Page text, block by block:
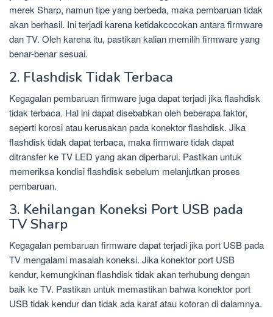
merek Sharp, namun tipe yang berbeda, maka pembaruan tidak
akan berhasil. Ini terjadi karena ketidakcocokan antara firmware
dan TV. Oleh karena itu, pastikan kalian memilih firmware yang
benar-benar sesuai.
2. Flashdisk Tidak Terbaca
Kegagalan pembaruan firmware juga dapat terjadi jika flashdisk
tidak terbaca. Hal ini dapat disebabkan oleh beberapa faktor,
seperti korosi atau kerusakan pada konektor flashdisk. Jika
flashdisk tidak dapat terbaca, maka firmware tidak dapat
ditransfer ke TV LED yang akan diperbarui. Pastikan untuk
memeriksa kondisi flashdisk sebelum melanjutkan proses
pembaruan.
3. Kehilangan Koneksi Port USB pada
TV Sharp
Kegagalan pembaruan firmware dapat terjadi jika port USB pada
TV mengalami masalah koneksi. Jika konektor port USB
kendur, kemungkinan flashdisk tidak akan terhubung dengan
baik ke TV. Pastikan untuk memastikan bahwa konektor port
USB tidak kendur dan tidak ada karat atau kotoran di dalamnya.